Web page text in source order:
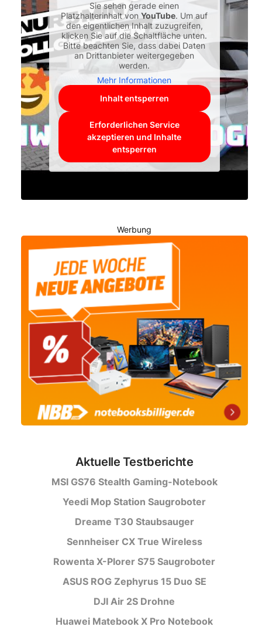
Sie sehen gerade einen
Platzhalterinhalt vonYouTube. Um auf
den eigentlichen Inhalt zuzugreifen,
klicken Sie auf die Schaltfläche unten.
Bitte beachten Sie, dass dabei Daten
an Drittanbieter weitergegeben
werden.
Mehr Informationen
Inhalt entsperren
Erforderlichen Service
akzeptieren und Inhalte
entsperren
Werbung
Aktuelle Testberichte
MSI GS76 Stealth Gaming-Notebook
Yeedi Mop Station Saugroboter
Dreame T30 Staubsauger
Sennheiser CX True Wireless
Rowenta X-Plorer S75 Saugroboter
ASUS ROG Zephyrus 15 Duo SE
DJI Air 2S Drohne
Huawei Matebook X Pro Notebook